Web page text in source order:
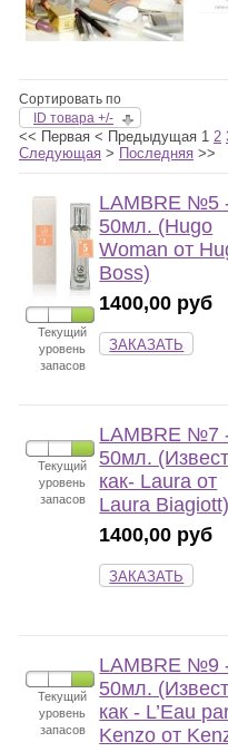
Сортировать по
ID товара +/-
<< Первая < Предыдущая 1 2
Следующая > Последняя >>
Текущий
уровень
запасов
LAMBRE №5
50мл. (Hugo
Woman от
Boss)
1400,00 руб
ЗАКАЗАТЬ
Текущий
уровень
запасов
LAMBRE №7
50мл.
как- Laura от
Laura Biagiott)
1400,00 руб
ЗАКАЗАТЬ
Текущий
уровень
запасов
LAMBRE №9
50мл.
как - L’Eau
Kenzo от